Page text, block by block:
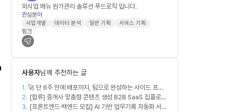
외식업 메뉴 원가관리 솔루션 푸드로직 입니다.
관심분야
사업개발 데이터 분석 일반 기획 서비스 기획
링크
사용자님께 추천하는 글
1. 🚀 단 6주 만에 배포까지, 팀으로 완성하는 사이드 프로
젝트 [스위프 웹 15기] 🚀
2. [합류] 중개사 맞춤형 콘텐츠 생성 B2B SaaS 집플로우
과 함께 하실 멤버를 모집합니다!
3. [프론트엔드·백엔드 모집] AI 기반 업무기록 자동화 서비